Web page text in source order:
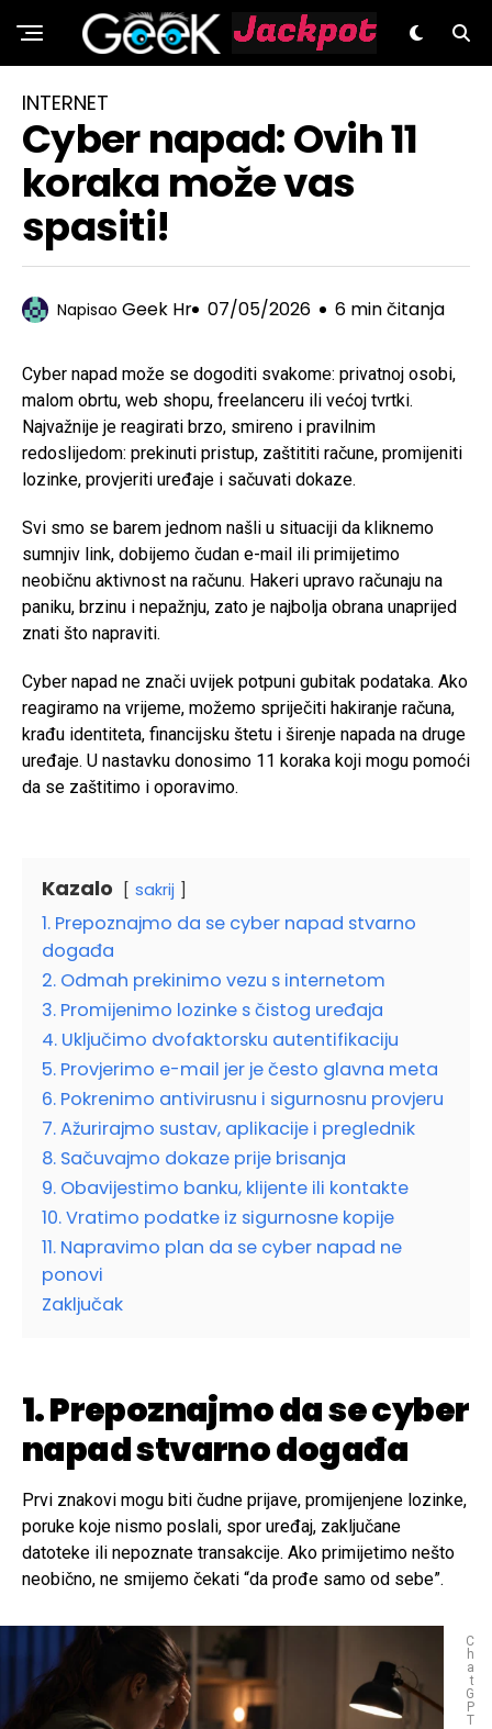
GeeK.hr
INTERNET
Cyber napad: Ovih 11
koraka može vas
spasiti!
Napisao Geek Hr 07/05/2026 6 min čitanja
Cyber napad može se dogoditi svakome: privatnoj osobi,
malom obrtu, web shopu, freelanceru ili većoj tvrtki.
Najvažnije je reagirati brzo, smireno i pravilnim
redoslijedom: prekinuti pristup, zaštititi račune, promijeniti
lozinke, provjeriti uređaje i sačuvati dokaze.
Svi smo se barem jednom našli u situaciji da kliknemo
sumnjiv link, dobijemo čudan e-mail ili primijetimo
neobičnu aktivnost na računu. Hakeri upravo računaju na
paniku, brzinu i nepažnju, zato je najbolja obrana unaprijed
znati što napraviti.
Cyber napad ne znači uvijek potpuni gubitak podataka. Ako
reagiramo na vrijeme, možemo spriječiti hakiranje računa,
krađu identiteta, financijsku štetu i širenje napada na druge
uređaje. U nastavku donosimo 11 koraka koji mogu pomoći
da se zaštitimo i oporavimo.
Kazalo sakrij
1. Prepoznajmo da se cyber napad stvarno
događa
2. Odmah prekinimo vezu s internetom
3. Promijenimo lozinke s čistog uređaja
4. Uključimo dvofaktorsku autentifikaciju
5. Provjerimo e-mail jer je često glavna meta
6. Pokrenimo antivirusnu i sigurnosnu provjeru
7. Ažurirajmo sustav, aplikacije i preglednik
8. Sačuvajmo dokaze prije brisanja
9. Obavijestimo banku, klijente ili kontakte
10. Vratimo podatke iz sigurnosne kopije
11. Napravimo plan da se cyber napad ne
ponovi
Zaključak
1. Prepoznajmo da se cyber
napad stvarno događa
Prvi znakovi mogu biti čudne prijave, promijenjene lozinke,
poruke koje nismo poslali, spor uređaj, zaključane
datoteke ili nepoznate transakcije. Ako primijetimo nešto
neobično, ne smijemo čekati “da prođe samo od sebe”.
C
h
a
t
G
P
T